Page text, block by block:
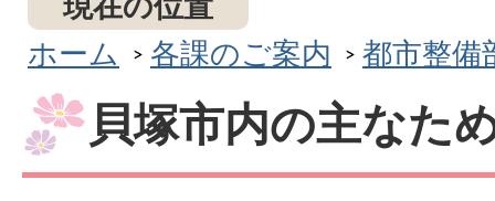
ホーム
各課のご案内 都市整備
貝塚市内の主なた